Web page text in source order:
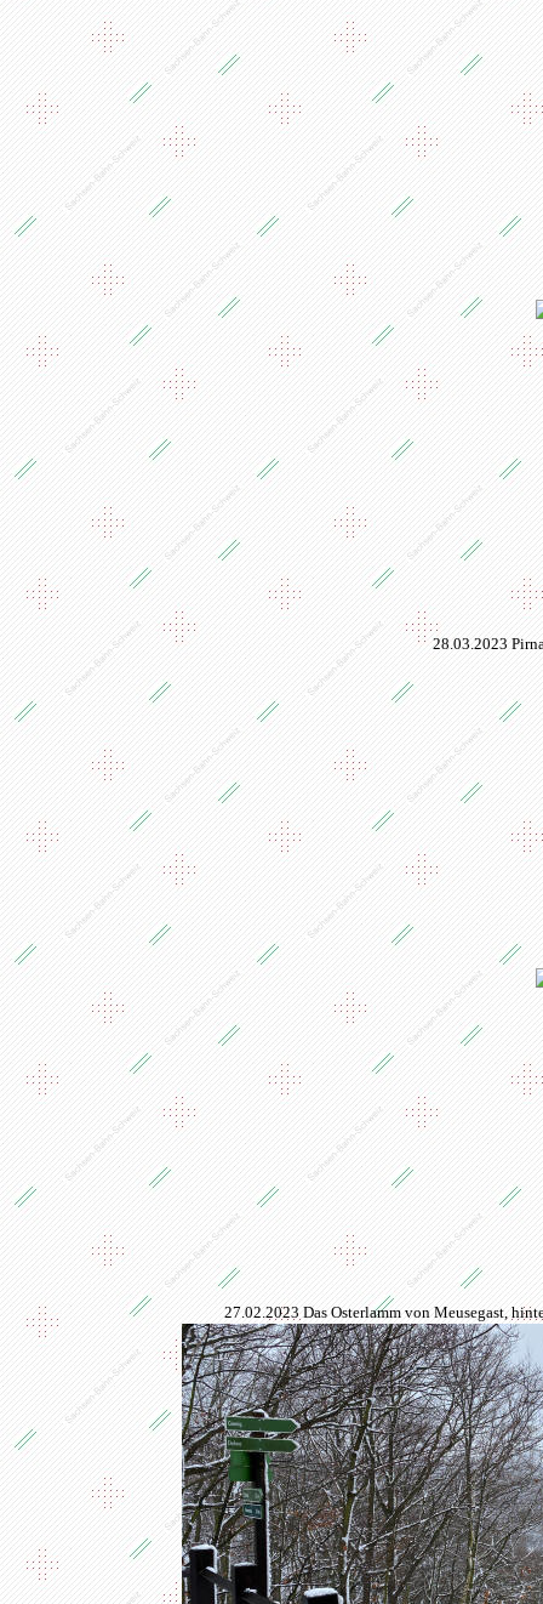
28.03.2023
27.02.2023 Das Osterlamm von Meusegast,